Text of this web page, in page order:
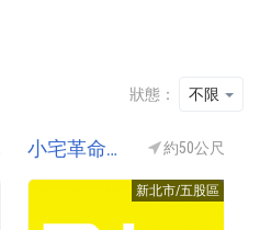
狀態： 不限
小宅革命C區 約50公尺
新北市/五股區